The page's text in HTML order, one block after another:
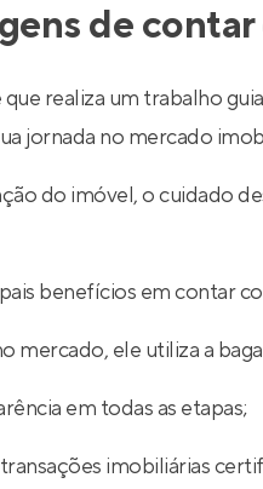
de
realiza um trabalho
jornada no mercado
do imóvel, o cuidado
benefícios em contar
mercado, ele utiliza a
em todas as etapas;
imobiliárias